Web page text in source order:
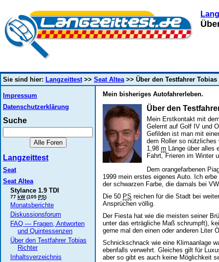
Sie sind hier: Langzeittest>> Seat Altea>> Über den Testfahrer Tobias
Impressum
Datenschutzerklärung
Suche
Langzeittest
Seat
Seat Altea
Stylance 1.9 TDI
77 kW(105 PS)
Monatsberichte
Diskussionsforum
FAQ — Fragen, Antworten
und Quintessenzen
Über den Testfahrer Tobias
Richter
Inhaltsverzeichnis
Mein bisheriges Autofahrerleben.
Über den
Mein Erstkontakt mit
Gelernt auf Golf IV und
Gefilden ist man mit
dem Roller so nützliches
1,98 m Länge über alles
Fahrt, Frieren im Winter
Dem orangefarbenen
1999 mein erstes eigenes Auto. Ich
der schwarzen Farbe, die damals bei
Die 50 PS reichen für die Stadt bei
Ansprüchen völlig.
Der Fiesta hat wie die meisten seiner
unter das erträgliche Maß schrumpft),
gerne mal den einen oder anderen Liter
Schnickschnack wie eine Klimaanlage
ebenfalls verwehrt. Gleiches gilt für
aber so gibt es auch keine Möglichkeit